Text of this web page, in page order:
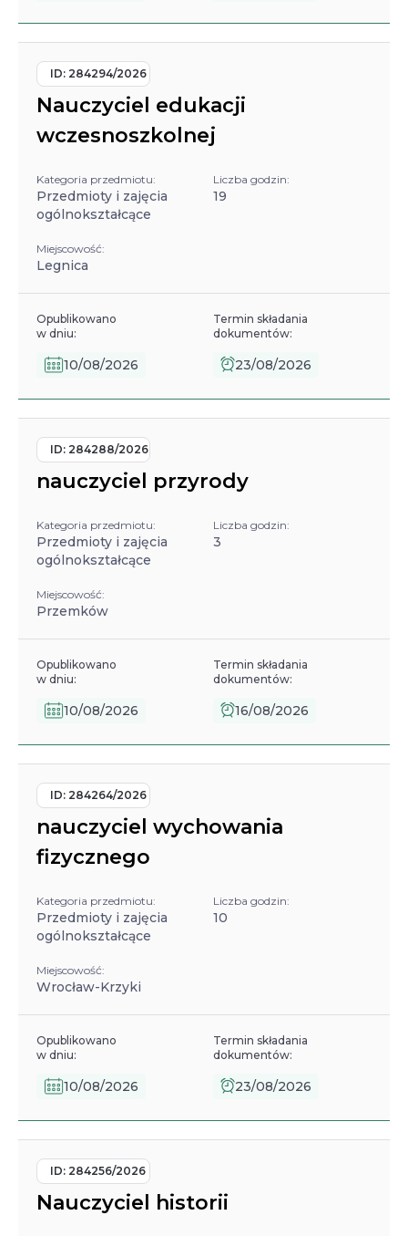
ID: 284294/2026
Nauczyciel edukacji
wczesnoszkolnej
Kategoria przedmiotu:
Przedmioty i zajęcia
ogólnokształcące
Liczba godzin:
19
Miejscowość:
Legnica
Opublikowano
w dniu:
10/08/2026
Termin składania
dokumentów:
23/08/2026
ID: 284288/2026
nauczyciel przyrody
Kategoria przedmiotu:
Przedmioty i zajęcia
ogólnokształcące
Liczba godzin:
3
Miejscowość:
Przemków
Opublikowano
w dniu:
10/08/2026
Termin składania
dokumentów:
16/08/2026
ID: 284264/2026
nauczyciel wychowania
fizycznego
Kategoria przedmiotu:
Przedmioty i zajęcia
ogólnokształcące
Liczba godzin:
10
Miejscowość:
Wrocław-Krzyki
Opublikowano
w dniu:
10/08/2026
Termin składania
dokumentów:
23/08/2026
ID: 284256/2026
Nauczyciel historii